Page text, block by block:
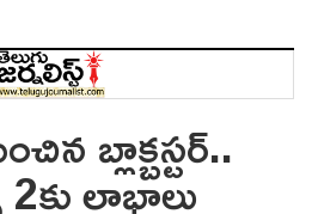
బ్లాక్బ‌స్ట‌ర్‌..
లాభాలు